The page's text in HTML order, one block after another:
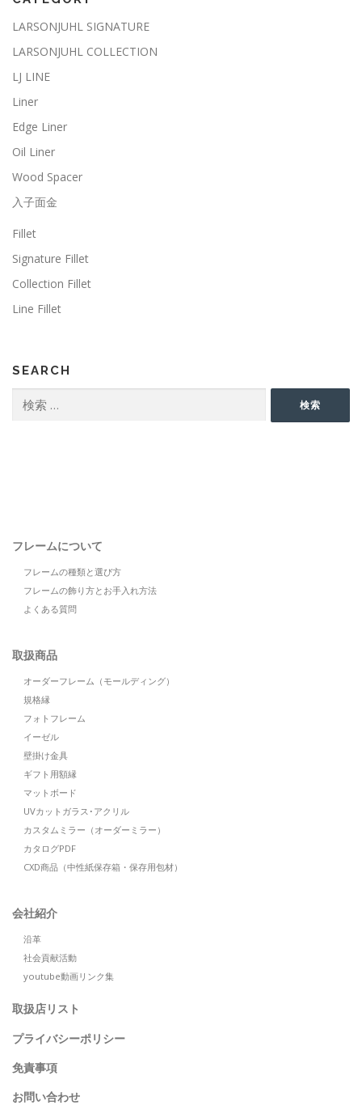
LARSONJUHL SIGNATURE
LARSONJUHL COLLECTION
LJ LINE
Liner
Edge Liner
Oil Liner
Wood Spacer
入子面金
Fillet
Signature Fillet
Collection Fillet
Line Fillet
SEARCH
索:
検索
フレームについて
フレームの種類と選び方
フレームの飾り方とお手入れ方法
よくある質問
取扱商品
オーダーフレーム（モールディング）
規格縁
フォトフレーム
イーゼル
壁掛け金具
ギフト用額縁
マットボード
UVカットガラス･アクリル
カスタムミラー（オーダーミラー）
カタログPDF
CXD商品（中性紙保存箱・保存用包材）
会社紹介
沿革
社会貢献活動
youtube動画リンク集
取扱店リスト
プライバシーポリシー
免責事項
お問い合わせ